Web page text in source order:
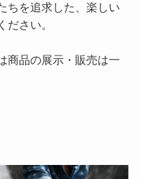
ちを追求した、楽しい
さい。
商品の展示・販売は一